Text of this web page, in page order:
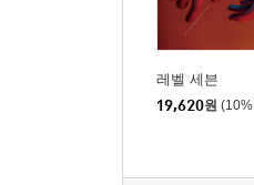
레벨 세븐
19,620원